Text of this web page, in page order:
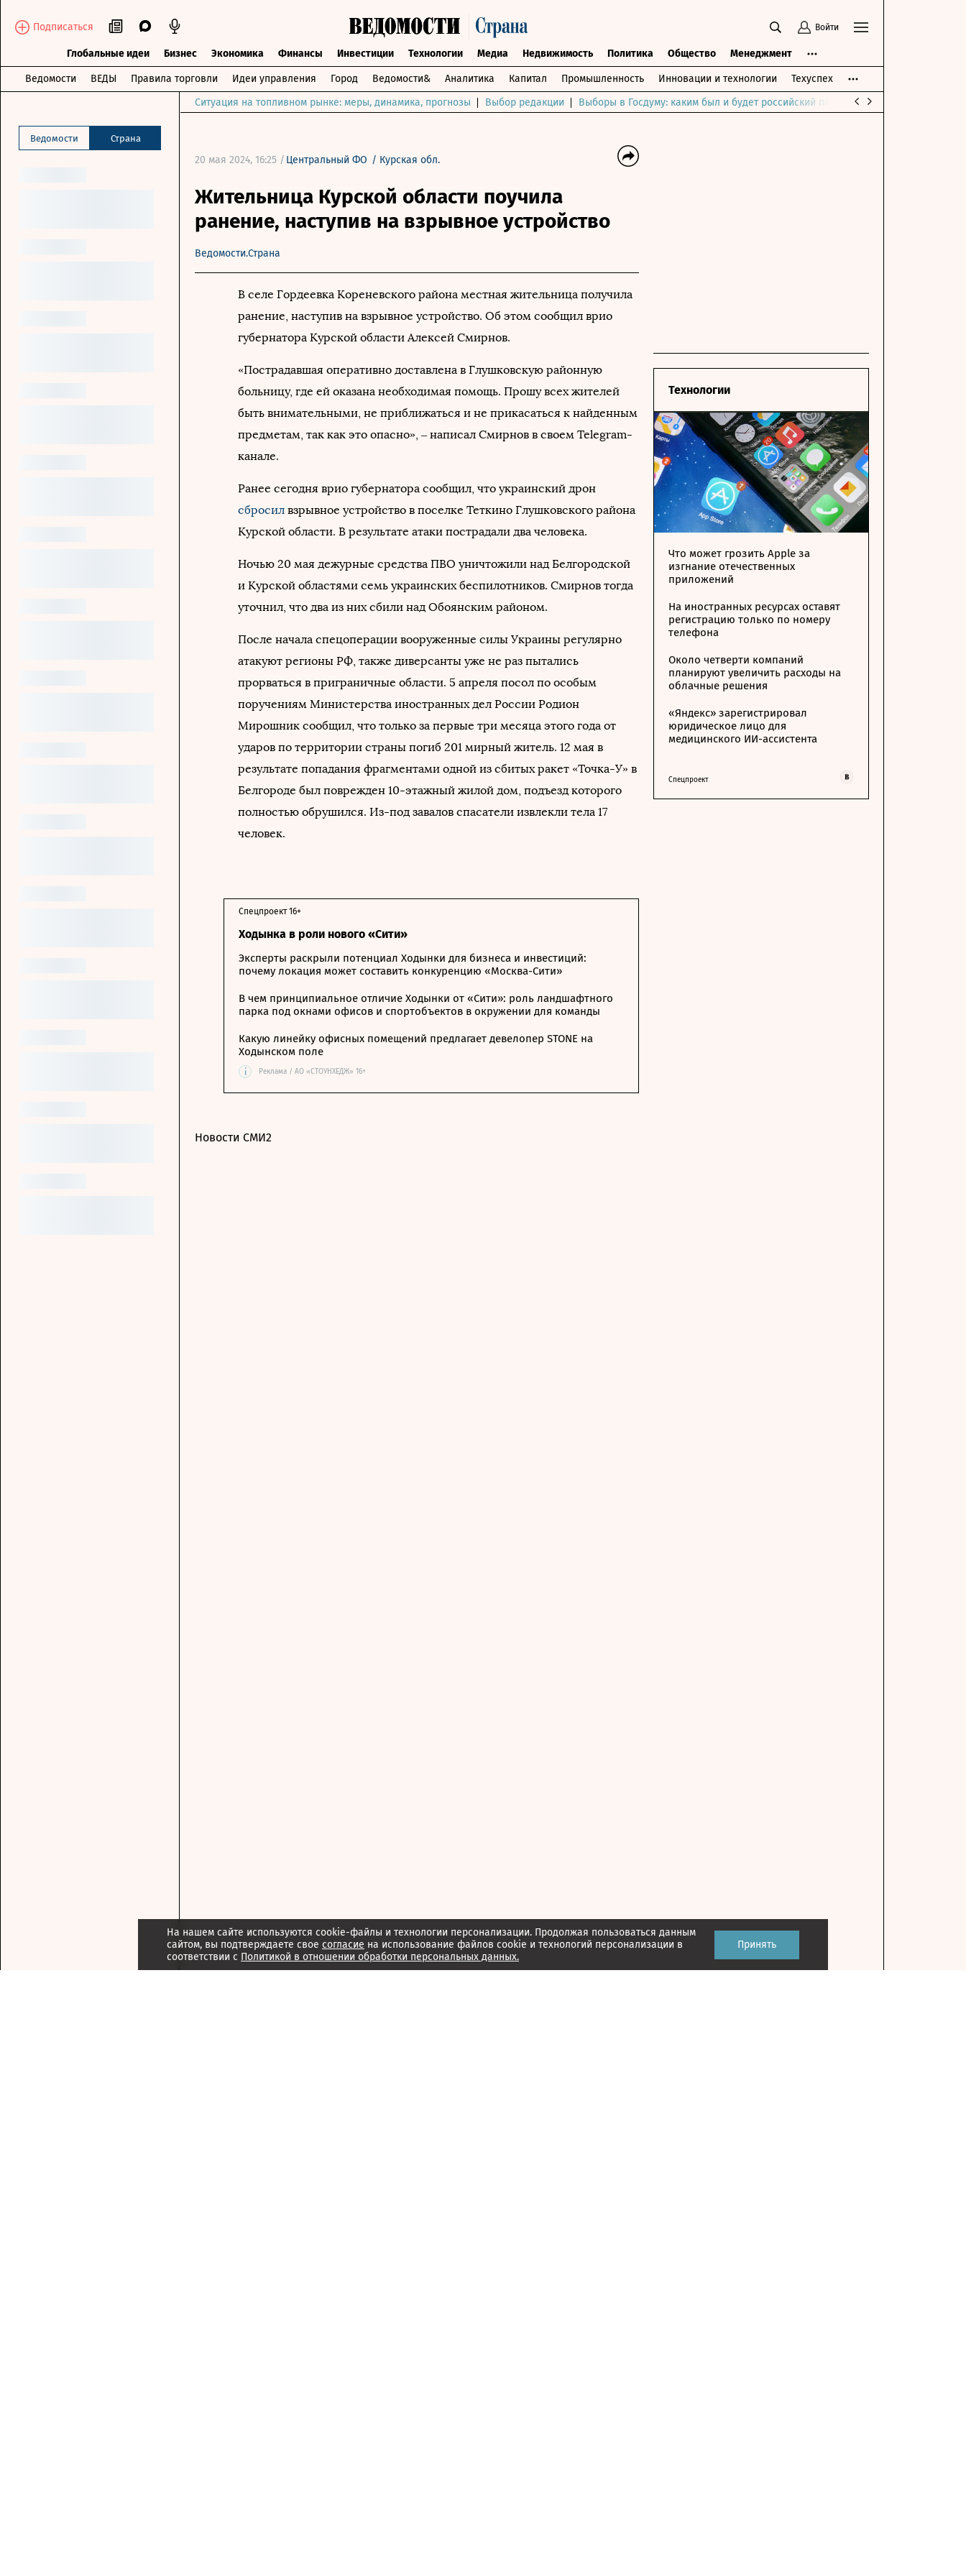
На нашем сайте используются cookie-файлы и технологии персонализации. Продолжая пользоваться данным
сайтом, вы подтверждаете свое согласие на использование файлов cookie и технологий персонализации в
соответствии с Политикой в отношении обработки персональных данных.
Принять
Подписаться Войти
Глобальные идеи Бизнес Экономика Финансы Инвестиции Технологии Медиа Недвижимость Политика Общество Менеджмент
Ведомости ВЕДЫ Правила торговли Идеи управления Город Ведомости& Аналитика Капитал Промышленность Инновации и технологии Техуспех
Ведомости Страна
Ситуация на топливном рынке: меры, динамика, прогнозы Выбор редакции Выборы в Госдуму: каким был и будет российский парламент
20 мая 2024, 16:25 / Центральный ФО / Курская обл.
Жительница Курской области поучила
ранение, наступив на взрывное устройство
Ведомости.Страна
В селе Гордеевка Кореневского района местная жительница получила
ранение, наступив на взрывное устройство. Об этом сообщил врио
губернатора Курской области Алексей Смирнов.
«Пострадавшая оперативно доставлена в Глушковскую районную
больницу, где ей оказана необходимая помощь. Прошу всех жителей
быть внимательными, не приближаться и не прикасаться к найденным
предметам, так как это опасно», – написал Смирнов в своем Telegram-
канале.
Ранее сегодня врио губернатора сообщил, что украинский дрон
сбросил взрывное устройство в поселке Теткино Глушковского района
Курской области. В результате атаки пострадали два человека.
Ночью 20 мая дежурные средства ПВО уничтожили над Белгородской
и Курской областями семь украинских беспилотников. Смирнов тогда
уточнил, что два из них сбили над Обоянским районом.
После начала спецоперации вооруженные силы Украины регулярно
атакуют регионы РФ, также диверсанты уже не раз пытались
прорваться в приграничные области. 5 апреля посол по особым
поручениям Министерства иностранных дел России Родион
Мирошник сообщил, что только за первые три месяца этого года от
ударов по территории страны погиб 201 мирный житель. 12 мая в
результате попадания фрагментами одной из сбитых ракет «Точка-У» в
Белгороде был поврежден 10-этажный жилой дом, подъезд которого
полностью обрушился. Из-под завалов спасатели извлекли тела 17
человек.
Ходынка в роли нового «Сити»
Спецпроект 16+
Эксперты раскрыли потенциал Ходынки для бизнеса и инвестиций:
почему локация может составить конкуренцию «Москва-Сити»
В чем принципиальное отличие Ходынки от «Сити»: роль ландшафтного
парка под окнами офисов и спортобъектов в окружении для команды
Какую линейку офисных помещений предлагает девелопер STONE на
Ходынском поле
i Реклама / АО «СТОУНХЕДЖ» 16+
Технологии
Что может грозить Apple за
изгнание отечественных
приложений
На иностранных ресурсах оставят
регистрацию только по номеру
телефона
Около четверти компаний
планируют увеличить расходы на
облачные решения
«Яндекс» зарегистрировал
юридическое лицо для
медицинского ИИ-ассистента
Спецпроект
Новости СМИ2